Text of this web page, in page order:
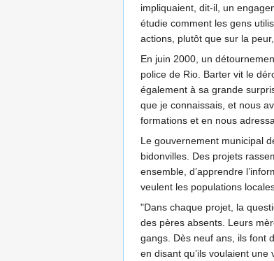
impliquaient, dit-il, un
étudie comment les gens
actions, plutôt que sur la
En juin 2000, un
police de Rio. Barter vit le
également à sa grande
que je connaissais, et nous
formations et en nous
Le gouvernement municipal
bidonvilles. Des projets
ensemble, d’apprendre
veulent les populations
"Dans chaque projet, la
des pères absents. Leurs
gangs. Dès neuf ans, ils font
en disant qu’ils voulaient une